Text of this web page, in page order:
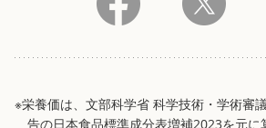
※栄養価は、文部科学省 科学技術・学術審
告の日本食品標準成分表増補2023を元に